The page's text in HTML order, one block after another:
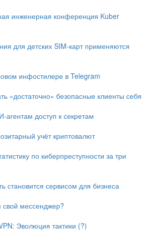
инженерная конференция Kuber
для детских SIM-карт применяются
инфостилере в Telegram
«достаточно» безопасные клиенты себя
доступ к секретам
учёт криптовалют
по киберпреступности за три
становится сервисом для бизнеса
свой мессенджер?
Эволюция тактики (?)